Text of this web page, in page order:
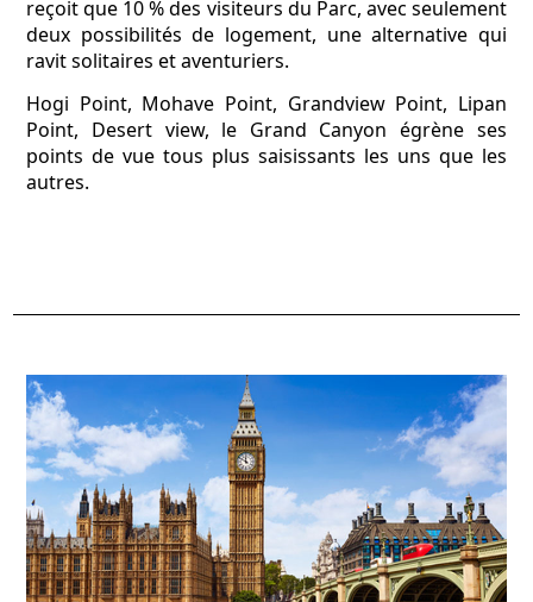
reçoit que 10 % des visiteurs du Parc, avec seulement
deux possibilités de logement, une alternative qui
ravit solitaires et aventuriers.
Hogi Point, Mohave Point, Grandview Point, Lipan
Point, Desert view, le Grand Canyon égrène ses
points de vue tous plus saisissants les uns que les
autres.